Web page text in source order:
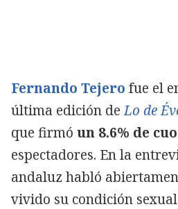
Fernando Tejero fue el
última edición deLo de
que firmó un 8.6% de
espectadores. En la
andaluz habló
vivido su condición